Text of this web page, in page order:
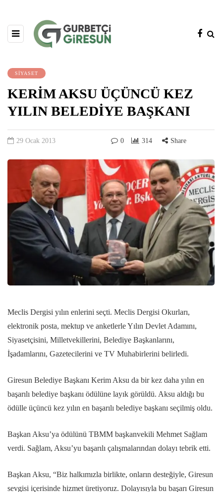
SİYASET
KERİM AKSU ÜÇÜNCÜ KEZ
YILIN BELEDİYE BAŞKANI
29 Ocak 2013 0 314 Share
Meclis Dergisi yılın enlerini seçti. Meclis Dergisi Okurları,
elektronik posta, mektup ve anketlerle Yılın Devlet Adamını,
Siyasetçisini, Milletvekillerini, Belediye Başkanlarını,
İşadamlarını, Gazetecilerini ve TV Muhabirlerini belirledi.
Giresun Belediye Başkanı Kerim Aksu da bir kez daha yılın en
başarılı belediye başkanı ödülüne layık görüldü. Aksu aldığı bu
ödülle üçüncü kez yılın en başarılı belediye başkanı seçilmiş oldu.
Başkan Aksu’ya ödülünü TBMM başkanvekili Mehmet Sağlam
verdi. Sağlam, Aksu’yu başarılı çalışmalarından dolayı tebrik etti.
Başkan Aksu, “Biz halkımızla birlikte, onların desteğiyle, Giresun
sevgisi içerisinde hizmet üretiyoruz. Dolayısıyla bu başarı Giresun